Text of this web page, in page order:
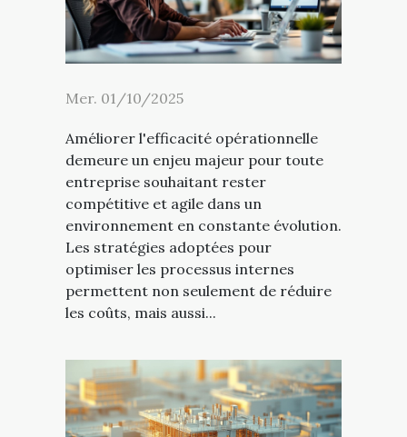
Mer. 01/10/2025
Améliorer l'efficacité opérationnelle
demeure un enjeu majeur pour toute
entreprise souhaitant rester
compétitive et agile dans un
environnement en constante évolution.
Les stratégies adoptées pour
optimiser les processus internes
permettent non seulement de réduire
les coûts, mais aussi...